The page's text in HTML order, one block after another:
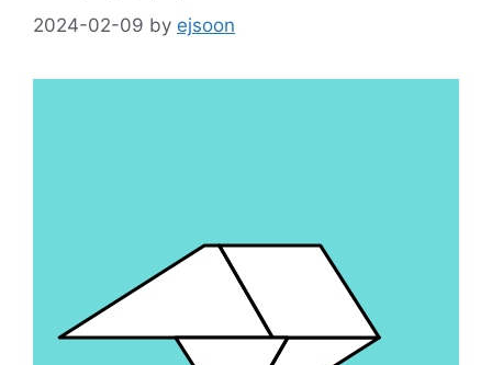
2024-02-09 by ejsoon